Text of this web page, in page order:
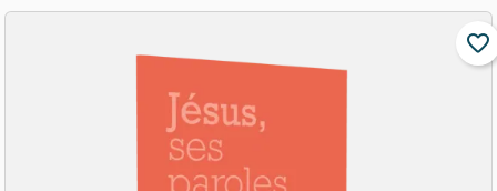
favorite_border